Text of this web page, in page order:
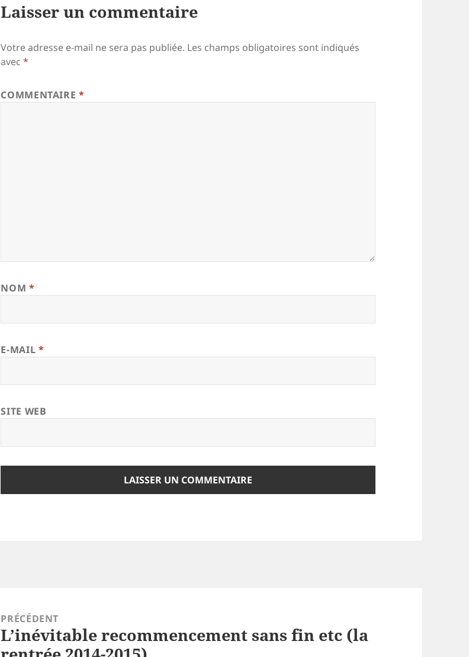
Laisser un commentaire
Votre adresse e-mail ne sera pas publiée. Les champs obligatoires sont indiqués
avec*
COMMENTAIRE*
NOM *
E-MAIL *
SITE WEB
PRÉCÉDENT
Article
précédent :
L’inévitable recommencement sans fin etc (la